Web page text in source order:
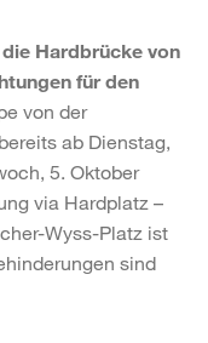
Hardbrücke von
für den
von der
ab Dienstag,
5. Oktober
via Hardplatz –
Wyss-Platz ist
sind